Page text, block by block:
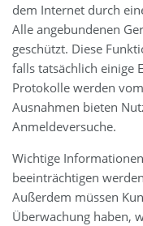
dem Internet durch
Alle angebundenen
geschützt. Diese
falls tatsächlich einige
Protokolle werden
Ausnahmen bieten
Anmeldeversuche.
Wichtige
beeinträchtigen
Außerdem müssen
Überwachung haben,